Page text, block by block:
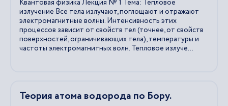
Квантовая физика Лекция № 1 Тема: Тепловое
излучение Все тела излучают, поглощают и отражают
электромагнитные волны. Интенсивность этих
процессов зависит от свойств тел (точнее, от свойств
поверхностей, ограничивающих тела), температуры и
частоты электромагнитных волн. Тепловое излуче...
Теория атома водорода по Бору.